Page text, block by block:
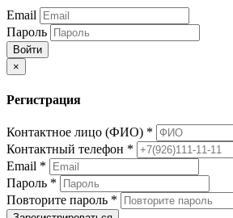
Email
Пароль
Войти
×
Регистрация
Контактное лицо (ФИО) *
Контактный телефон *
Email *
Пароль *
Повторите пароль *